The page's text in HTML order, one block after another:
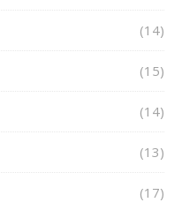
(14)
(15)
(14)
(13)
(17)